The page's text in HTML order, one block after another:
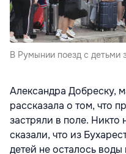
В Румынии поезд с детьми
Александра Добреску,
рассказала о том, что
застряли в поле.
сказали, что из
детей не осталось